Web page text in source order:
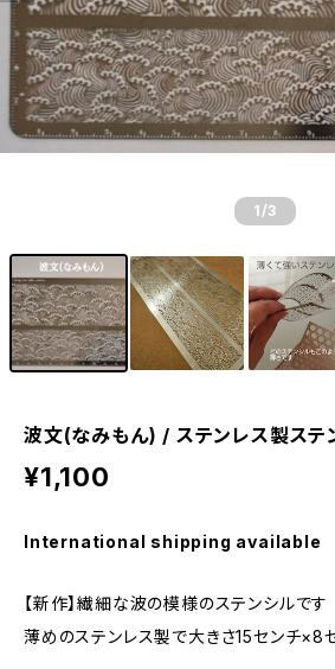
1 /3
波文(なみもん) / ステンレス製ス
¥1,100
International shipping available
【新作】繊細な波の模様のステンシルです
薄めのステンレス製で大きさ15センチ×8